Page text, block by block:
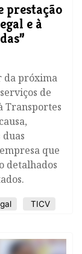
prestação
e à
da próxima
de
Transportes
que
detalhados
TICV